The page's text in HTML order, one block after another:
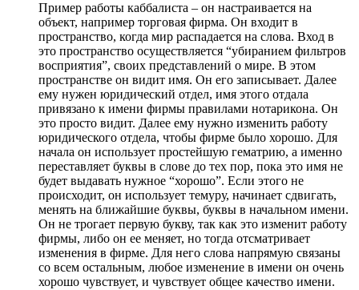
Пример работы каббалиста – он настраивается на
объект, например торговая фирма. Он входит в
пространство, когда мир распадается на слова. Вход в
это пространство осуществляется “убиранием фильтров
восприятия”, своих представлений о мире. В этом
пространстве он видит имя. Он его записывает. Далее
ему нужен юридический отдел, имя этого отдала
привязано к имени фирмы правилами нотарикона. Он
это просто видит. Далее ему нужно изменить работу
юридического отдела, чтобы фирме было хорошо. Для
начала он использует простейшую гематрию, а именно
переставляет буквы в слове до тех пор, пока это имя не
будет выдавать нужное “хорошо”. Если этого не
происходит, он использует темуру, начинает сдвигать,
менять на ближайшие буквы, буквы в начальном имени.
Он не трогает первую букву, так как это изменит работу
фирмы, либо он ее меняет, но тогда отсматривает
изменения в фирме. Для него слова напрямую связаны
со всем остальным, любое изменение в имени он очень
хорошо чувствует, и чувствует общее качество имени.